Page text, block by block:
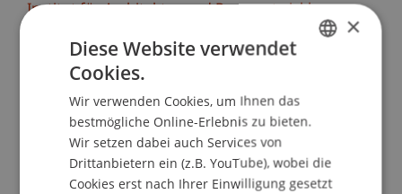
Institut für Architektur und Raumentwicklung
Bei dieser Lunchtime Projekt-Präsentation
werden die Ergebnisse des zweiten Workshops
im Februar 2015 in Tanzania präsentiert. Vier
Architektur Studierende der Universität
Liechtenstein unter der Leitung von Cornelia
Faisst entwarfen zusammen mit den Maasai
Frauen und Studierenden der Ardhi University das
×
Diese Website verwendet
Cookies.
Wir verwenden Cookies, um Ihnen das
bestmögliche Online-Erlebnis zu bieten.
Wir setzen dabei auch Services von
Drittanbietern ein (z.B. YouTube), wobei die
Cookies erst nach Ihrer Einwilligung gesetzt